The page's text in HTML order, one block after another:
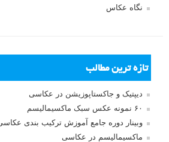
نگاه عکاس
تازه ترین مطالب
دیپتیک و جاکستا‌پوزیشن در عکاسی
۶۰ نمونه عکس سبک ماکسیمالیسم
وبینار دوره جامع آموزش ترکیب بندی
ماکسیمالیسم در عکاسی